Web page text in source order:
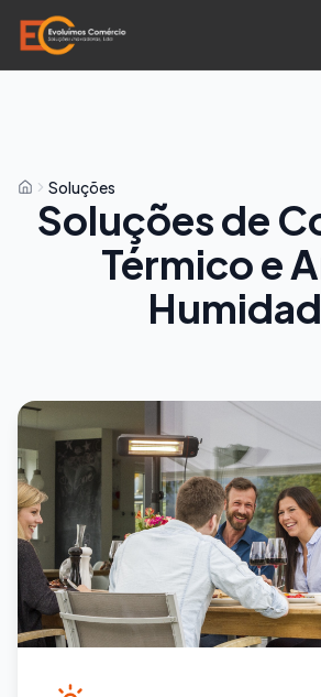
Soluções
Soluções de
Térmico e